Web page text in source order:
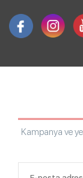
Kampanya ve